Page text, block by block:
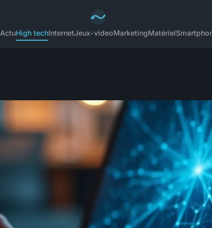
ActuHigh techInternetJeux-videoMarketingMatériel